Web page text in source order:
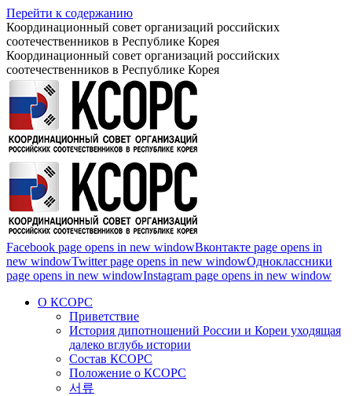
Перейти к содержанию
Координационный совет организаций российских
соотечественников в Республике Корея
Координационный совет организаций российских
соотечественников в Республике Корея
Facebook page opens in new windowВконтакте page opens in
new windowTwitter page opens in new windowОдноклассники
page opens in new windowInstagram page opens in new window
О КСОРС
Приветствие
История дипотношений России и Кореи уходящая
далеко вглубь истории
Состав КСОРС
Положение о КСОРС
서류